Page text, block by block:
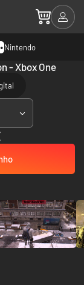
Nintendo
- Xbox One